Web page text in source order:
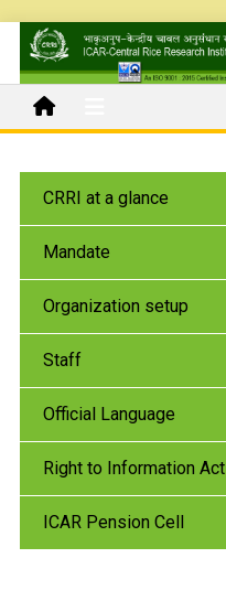
CRRI at a glance
Mandate
Organization setup
Staff
Official Language
Right to Information Act
ICAR Pension Cell